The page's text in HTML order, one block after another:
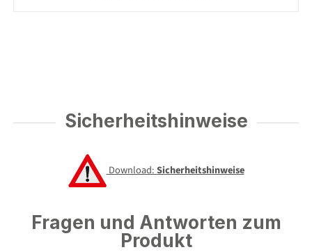
Sicherheitshinweise
Download:Sicherheitshinweise
Fragen und Antworten zum
Produkt